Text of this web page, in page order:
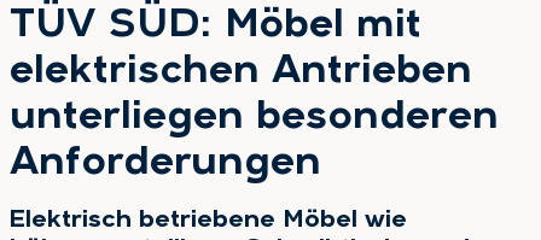
TÜV SÜD: Möbel mit
elektrischen Antrieben
unterliegen besonderen
Anforderungen
Elektrisch betriebene Möbel wie